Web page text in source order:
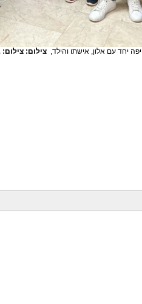
יחד עם אלון, אישתו והילד, צילום: